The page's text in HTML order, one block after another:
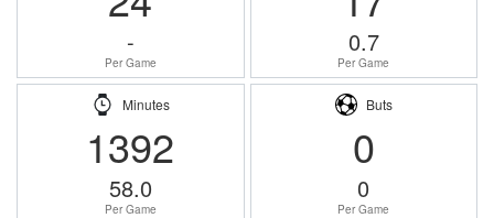
-
Per Game
0.7
Per Game
Minutes
1392
58.0
Per Game
Buts
0
0
Per Game